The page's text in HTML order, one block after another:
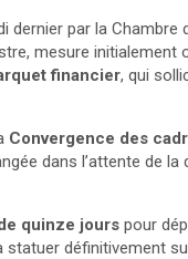
par la Chambre
mesure initialement
financier, qui
Convergence des
dans l’attente de la
quinze jours pour
statuer définitivement